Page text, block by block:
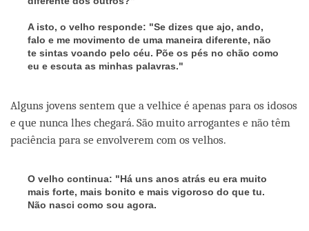
A isto, o velho responde: "Se dizes que ajo, ando,
falo e me movimento de uma maneira diferente, não
te sintas voando pelo céu. Põe os pés no chão como
eu e escuta as minhas palavras."
Alguns jovens sentem que a velhice é apenas para os idosos
e que nunca lhes chegará. São muito arrogantes e não têm
paciência para se envolverem com os velhos.
O velho continua: "Há uns anos atrás eu era muito
mais forte, mais bonito e mais vigoroso do que tu.
Não nasci como sou agora.